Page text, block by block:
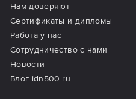
Нам доверяют
Сертификаты и дипломы
Работа у нас
Сотрудничество с нами
Новости
Блог idn500.ru